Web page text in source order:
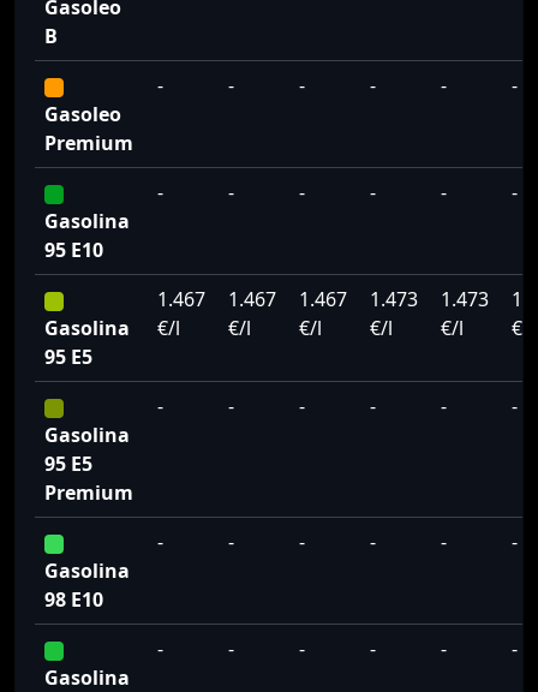
Gasoleo
B
Gasoleo
Premium
- - - - - -
Gasolina
95 E10
- - - - - -
Gasolina
95 E5
1.467
€/l
1.467
€/l
1.467
€/l
1.473
€/l
1.473
€/l
€/l
Gasolina
95 E5
Premium
- - - - - -
Gasolina
98 E10
- - - - - -
Gasolina
- - - - - -